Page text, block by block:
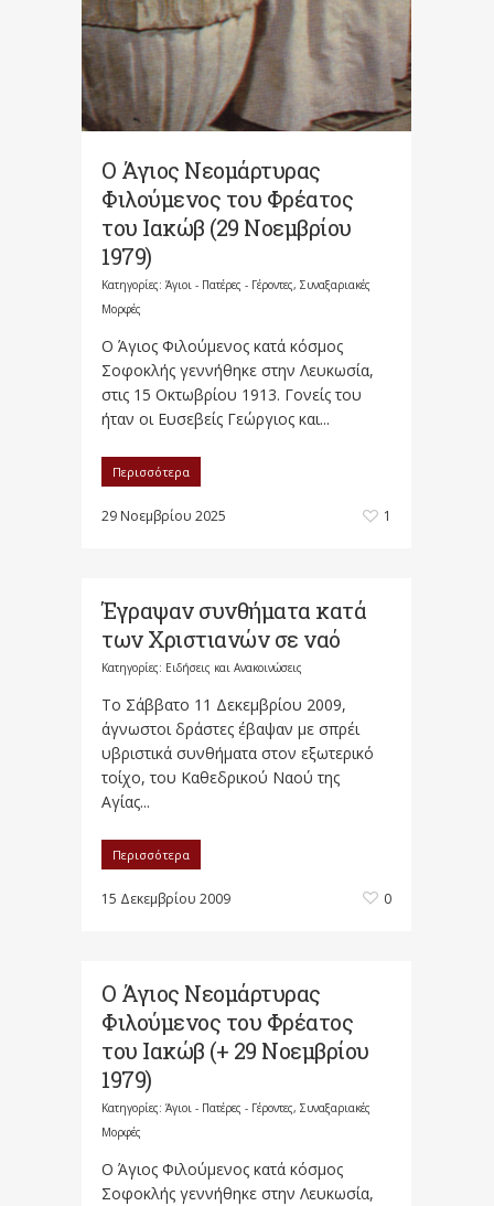
Ο Άγιος Νεομάρτυρας
Φιλούμενος του Φρέατος
του Ιακώβ (29 Νοεμβρίου
1979)
Κατηγορίες: Άγιοι - Πατέρες - Γέροντες, Συναξαριακές
Μορφές
Ο Άγιος Φιλούμενος κατά κόσμος
Σοφοκλής γεννήθηκε στην Λευκωσία,
στις 15 Οκτωβρίου 1913. Γονείς του
ήταν οι Ευσεβείς Γεώργιος και...
Περισσότερα
29 Νοεμβρίου 2025 1
Έγραψαν συνθήματα κατά
των Χριστιανών σε ναό
Κατηγορίες: Ειδήσεις και Ανακοινώσεις
Το Σάββατο 11 Δεκεμβρίου 2009,
άγνωστοι δράστες έβαψαν με σπρέι
υβριστικά συνθήματα στον εξωτερικό
τοίχο, του Καθεδρικού Ναού της
Αγίας...
Περισσότερα
15 Δεκεμβρίου 2009 0
Ο Άγιος Νεομάρτυρας
Φιλούμενος του Φρέατος
του Ιακώβ (+ 29 Νοεμβρίου
1979)
Κατηγορίες: Άγιοι - Πατέρες - Γέροντες, Συναξαριακές
Μορφές
Ο Άγιος Φιλούμενος κατά κόσμος
Σοφοκλής γεννήθηκε στην Λευκωσία,